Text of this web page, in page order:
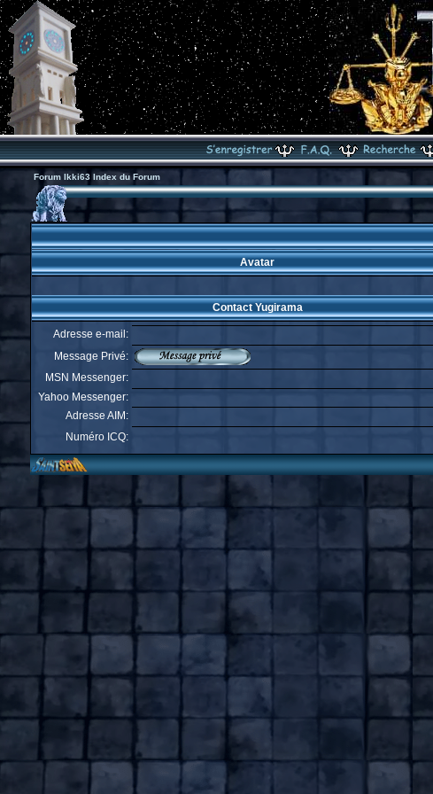
Forum Ikki63 Index du Forum
Avatar
Contact Yugirama
Adresse e-mail:
Message Privé:
MSN Messenger:
Yahoo Messenger:
Adresse AIM:
Numéro ICQ: